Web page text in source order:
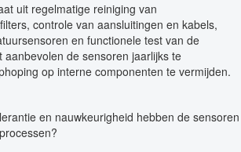
uit regelmatige reiniging van
controle van aansluitingen en kabels,
en functionele test van de
aanbevolen de sensoren jaarlijks te
op interne componenten te vermijden.
en nauwkeurigheid hebben de sensoren